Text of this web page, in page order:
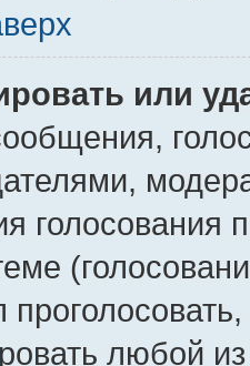
или
голосования
любой